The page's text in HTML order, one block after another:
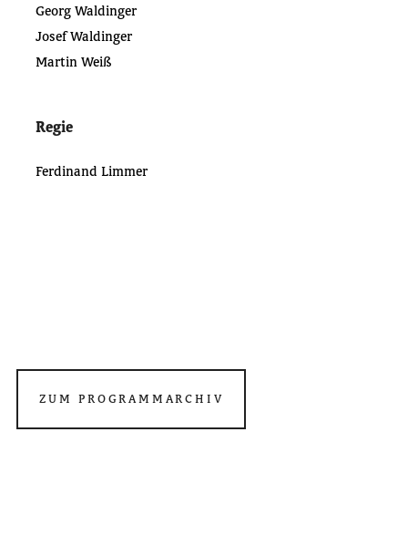
Georg Waldinger
Josef Waldinger
Martin Weiß
Regie
Ferdinand Limmer
ZUM PROGRAMMARCHIV